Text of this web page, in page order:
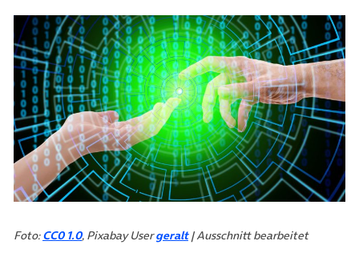
Foto:CC0 1.0, Pixabay Usergeralt| Ausschnitt bearbeitet